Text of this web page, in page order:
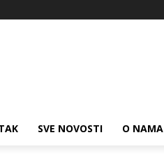
SVE NOVOSTI O NAMA